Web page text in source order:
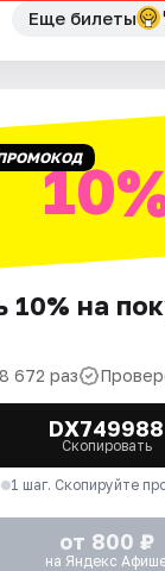
Еще билеты
10% на
672 раз
DX749988
Скопировать
1 шаг. Скопируйте
от 800 ₽
на Яндекс